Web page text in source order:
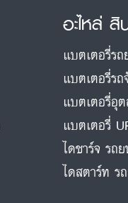
อะไหล่
แบตเตอรี่ร
แบตเตอรี่ร
แบตเตอรี่อุ
แบตเตอรี่
ไดชาร์จ รถ
ไดสตาร์ท ร